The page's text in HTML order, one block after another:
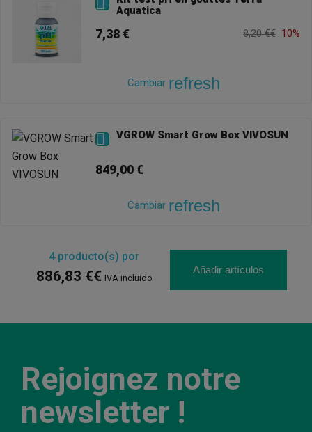
Aquatica
7,38 € 8,20 €€ 10%
Cambiar refresh
 VGROW Smart Grow Box VIVOSUN
849,00 €
Cambiar refresh
4producto(s) por
886,83 €€ IVA incluido
Añadir artículos
Rejoignez notre
newsletter !